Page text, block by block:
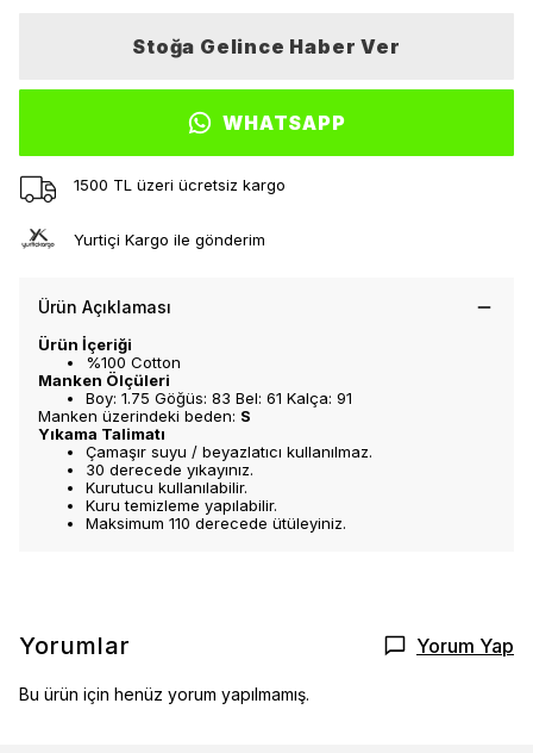
Stoğa Gelince Haber Ver
WHATSAPP
1500 TL üzeri ücretsiz kargo
Yurtiçi Kargo ile gönderim
Ürün Açıklaması
Ürün İçeriği
%100 Cotton
Manken Ölçüleri
Boy: 1.75 Göğüs: 83 Bel: 61 Kalça: 91
Manken üzerindeki beden: S
Yıkama Talimatı
Çamaşır suyu / beyazlatıcı kullanılmaz.
30 derecede yıkayınız.
Kurutucu kullanılabilir.
Kuru temizleme yapılabilir.
Maksimum 110 derecede ütüleyiniz.
Yorumlar Yorum Yap
Bu ürün için henüz yorum yapılmamış.